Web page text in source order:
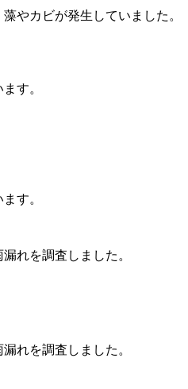
やカビが発生していました。
す。
す。
れを調査しました。
れを調査しました。